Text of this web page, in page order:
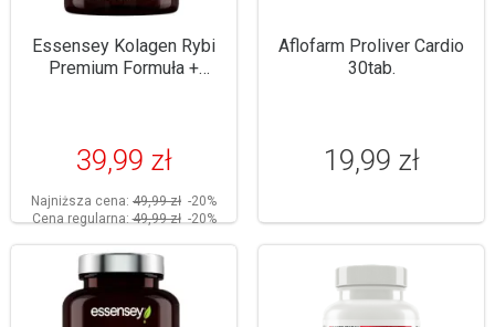
Essensey Kolagen Rybi
Premium Formuła +
39,99 zł
Najniższa cena: 49,99 zł -20%
Cena regularna:49,99 zł -20%
Aflofarm Proliver Cardio
30tab.
19,99 zł